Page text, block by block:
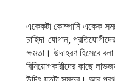
একেকটা কোম্পানি একেক
চাহিদা-যোগান,
ক্ষমতা। উদাহরণ হিসেবে
বিনিয়োগকারীদের কাছে